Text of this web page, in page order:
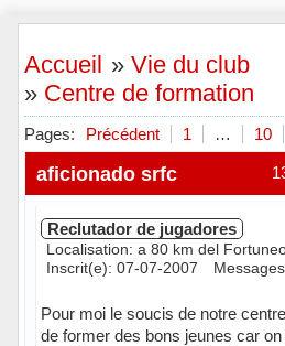
Accueil »Vie du club
» Centre de formation
Pages: Précédent 1 … 10
aficionado srfc
Reclutador de jugadores
Localisation: a 80 km del
Inscrit(e): 07-07-2007
Pour moi le soucis de notre
de former des bons jeunes car